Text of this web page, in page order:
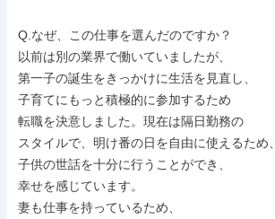
Q.なぜ、この仕事を選んだのですか？
以前は別の業界で働いていましたが、
第一子の誕生をきっかけに生活を見直し、
子育てにもっと積極的に参加するため
転職を決意しました。現在は隔日勤務の
スタイルで、明け番の日を自由に使えるため、
子供の世話を十分に行うことができ、
幸せを感じています。
妻も仕事を持っているため、